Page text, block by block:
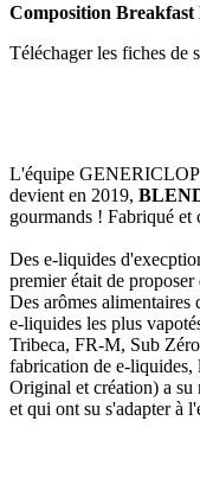
Composition
Téléchager les fiches
L'équipe GENERICLOP
devient en 2019,
gourmands ! Fabriqué et
Des e-liquides
premier était de
Des arômes
e-liquides les plus
Tribeca, FR-M, Sub
fabrication de e-liquides,
Original et création) a su
et qui ont su s'adapter à